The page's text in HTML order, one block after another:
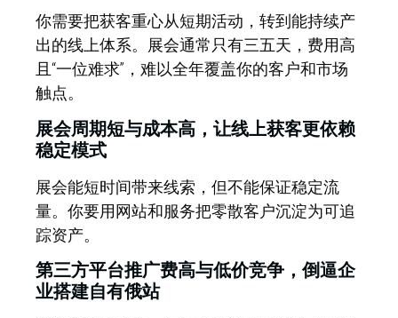
你需要把获客重心从短期活动，转到能持续产
出的线上体系。展会通常只有三五天，费用高
且“一位难求”，难以全年覆盖你的客户和市场
触点。
展会周期短与成本高，让线上获客更依赖
稳定模式
展会能短时间带来线索，但不能保证稳定流
量。你要用网站和服务把零散客户沉淀为可追
踪资产。
第三方平台推广费高与低价竞争，倒逼企
业搭建自有俄站